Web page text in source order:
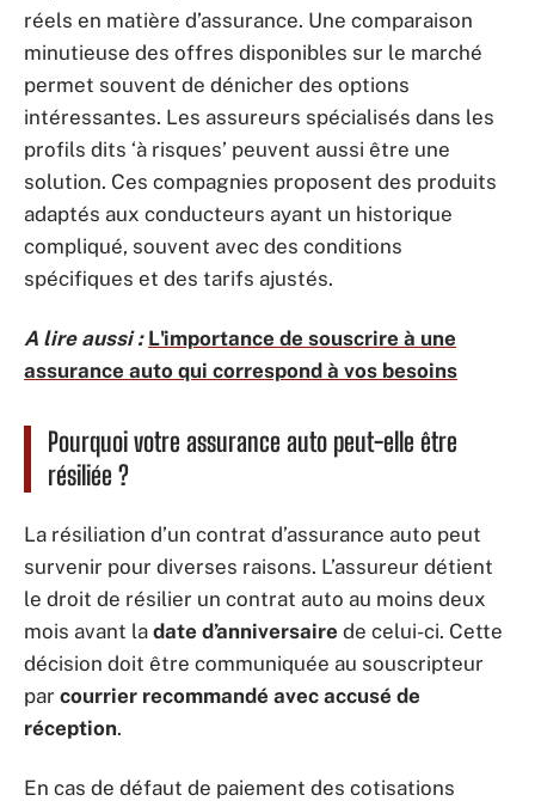
réels en matière d’assurance. Une comparaison
minutieuse des offres disponibles sur le marché
permet souvent de dénicher des options
intéressantes. Les assureurs spécialisés dans les
profils dits ‘à risques’ peuvent aussi être une
solution. Ces compagnies proposent des produits
adaptés aux conducteurs ayant un historique
compliqué, souvent avec des conditions
spécifiques et des tarifs ajustés.
A lire aussi : L'importance de souscrire à une
assurance auto qui correspond à vos besoins
Pourquoi votre assurance auto peut-elle être
résiliée ?
La résiliation d’un contrat d’assurance auto peut
survenir pour diverses raisons. L’assureur détient
le droit de résilier un contrat auto au moins deux
mois avant la date d’anniversaire de celui-ci. Cette
décision doit être communiquée au souscripteur
par courrier recommandé avec accusé de
réception.
En cas de défaut de paiement des cotisations